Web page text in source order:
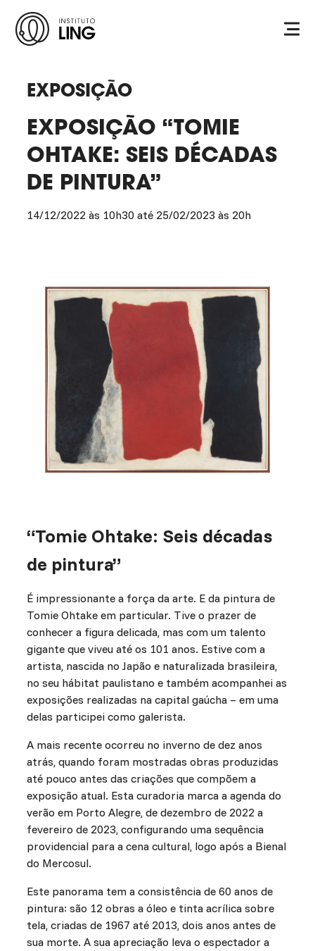
Instituto
Ling
EXPOSIÇÃO
EXPOSIÇÃO “TOMIE
OHTAKE: SEIS DÉCADAS
DE PINTURA”
14/12/2022 às 10h30 até 25/02/2023 às 20h
“Tomie Ohtake: Seis décadas
de pintura”
É impressionante a força da arte. E da pintura de
Tomie Ohtake em particular. Tive o prazer de
conhecer a figura delicada, mas com um talento
gigante que viveu até os 101 anos. Estive com a
artista, nascida no Japão e naturalizada brasileira,
no seu hábitat paulistano e também acompanhei as
exposições realizadas na capital gaúcha – em uma
delas participei como galerista.
A mais recente ocorreu no inverno de dez anos
atrás, quando foram mostradas obras produzidas
até pouco antes das criações que compõem a
exposição atual. Esta curadoria marca a agenda do
verão em Porto Alegre, de dezembro de 2022 a
fevereiro de 2023, configurando uma sequência
providencial para a cena cultural, logo após a Bienal
do Mercosul.
Este panorama tem a consistência de 60 anos de
pintura: são 12 obras a óleo e tinta acrílica sobre
tela, criadas de 1967 até 2013, dois anos antes de
sua morte. A sua apreciação leva o espectador a